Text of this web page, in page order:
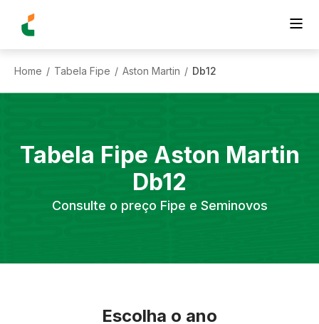
Home / Tabela Fipe / Aston Martin / Db12
Tabela Fipe Aston Martin
Db12
Consulte o preço Fipe e Seminovos
Escolha o ano